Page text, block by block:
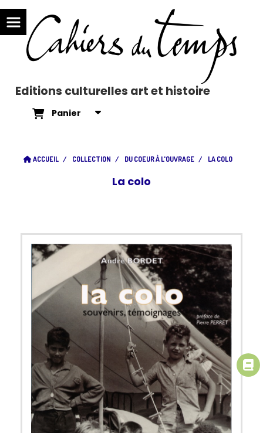
Editions culturelles art et histoire
Panier
ACCUEIL COLLECTION DU COEUR À L'OUVRAGE LA COLO
La colo